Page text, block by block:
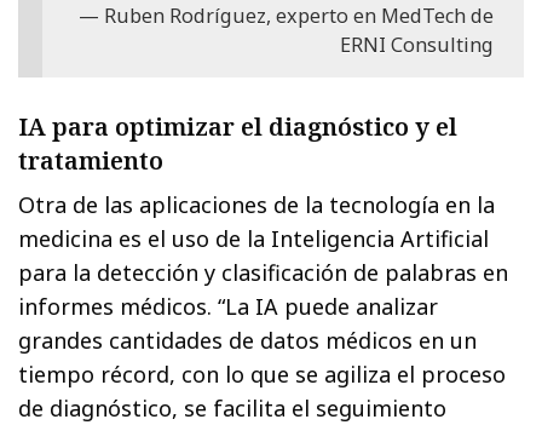
Ruben Rodríguez, experto en MedTech de
ERNI Consulting
IA para optimizar el diagnóstico y el
tratamiento
Otra de las aplicaciones de la tecnología en la
medicina es el uso de la Inteligencia Artificial
para la detección y clasificación de palabras en
informes médicos. “La IA puede analizar
grandes cantidades de datos médicos en un
tiempo récord, con lo que se agiliza el proceso
de diagnóstico, se facilita el seguimiento